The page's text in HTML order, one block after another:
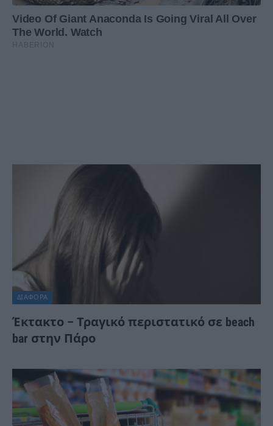
ΔΙΆΦΟΡΑ
Έκτακτο – Τραγικό περιστατικό σε beach
bar στην Πάρο